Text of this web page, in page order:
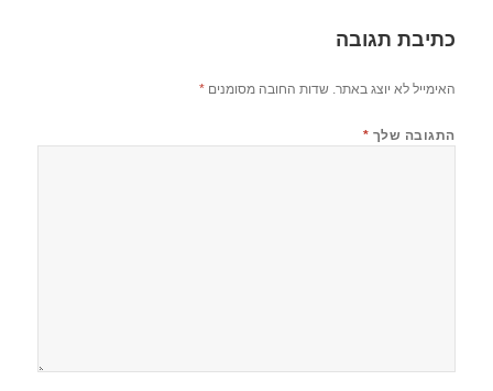
כתיבת תגובה
האימייל לא יוצג באתר. שדות החובה מסומנים*
התגובה שלך *